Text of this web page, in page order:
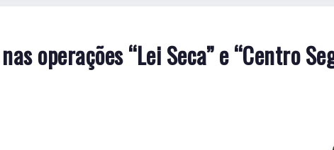
operações “Lei Seca” e “Centro